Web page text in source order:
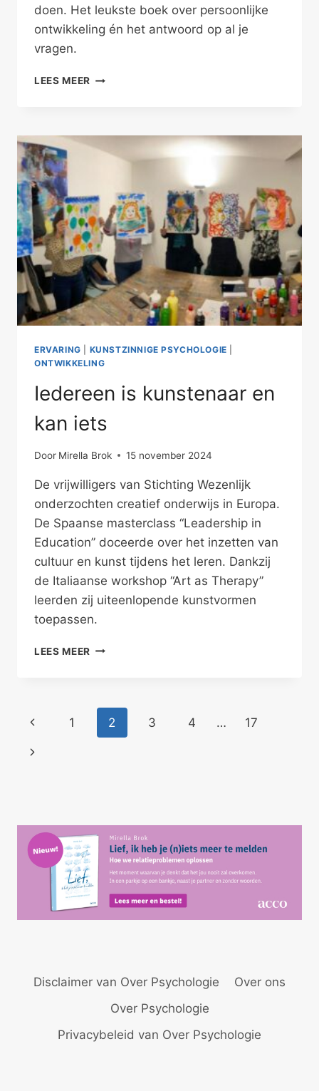
doen. Het leukste boek over persoonlijke
ontwikkeling én het antwoord op al je
vragen.
LEES MEER CREATIVITEIT
ERVARING KUNSTZINNIGE PSYCHOLOGIE
ONTWIKKELING
Iedereen is kunstenaar en
kan iets
Door Mirella Brok 15 november 2024
De vrijwilligers van Stichting Wezenlijk
onderzochten creatief onderwijs in Europa.
De Spaanse masterclass “Leadership in
Education” doceerde over het inzetten van
cultuur en kunst tijdens het leren. Dankzij
de Italiaanse workshop “Art as Therapy”
leerden zij uiteenlopende kunstvormen
toepassen.
LEES MEER IEDEREEN
KAN
IETS
Paginanavigatie
Vorige
pagina
1 2 3 4 … 17
Volgende
Disclaimer van Over Psychologie
Over ons
Over Psychologie
Privacybeleid van Over Psychologie